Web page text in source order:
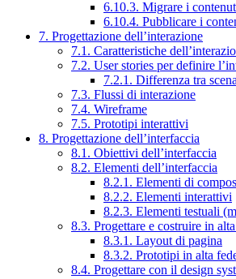
6.10.3. Migrare i
6.10.4. Pubblicare i
7. Progettazione dell’interazione
7.1. Caratteristiche
7.2. User stories per definire
7.2.1. Differenza tra
7.3. Flussi di interazione
7.4. Wireframe
7.5. Prototipi interattivi
8. Progettazione dell’interfaccia
8.1. Obiettivi dell’interfaccia
8.2. Elementi dell’interfaccia
8.2.1. Elementi di
8.2.2. Elementi interattivi
8.2.3. Elementi testuali
8.3. Progettare e costruire in
8.3.1. Layout di pagina
8.3.2. Prototipi in alta
8.4. Progettare con il design